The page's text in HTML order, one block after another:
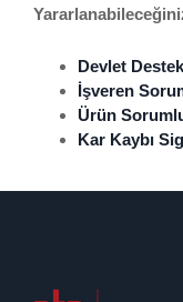
Devlet
İşveren
Ürün
Kar Kaybı